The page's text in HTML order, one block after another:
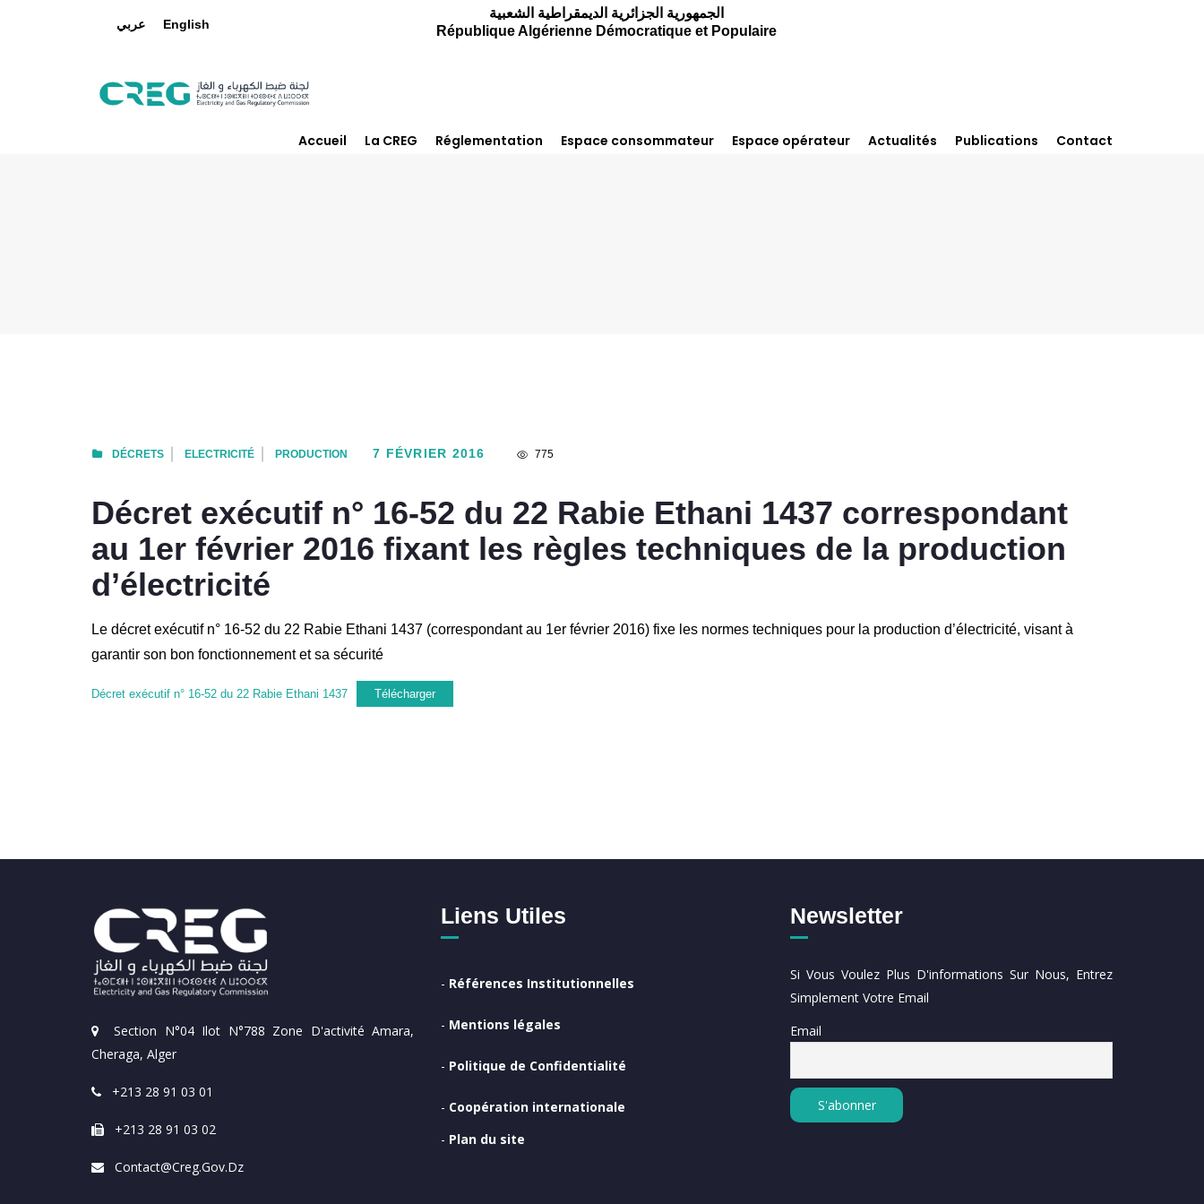
عربي English
الجمهورية الجزائرية الديمقراطية الشعبية
République Algérienne Démocratique et Populaire
Accueil La CREG Réglementation Espace consommateur Espace opérateur Actualités Publications Contact
DÉCRETS ELECTRICITÉ PRODUCTION 7 FÉVRIER 2016 775
Décret exécutif n° 16-52 du 22 Rabie Ethani 1437 correspondant
au 1er février 2016 fixant les règles techniques de la production
d’électricité
Le décret exécutif n° 16-52 du 22 Rabie Ethani 1437 (correspondant au 1er février 2016) fixe les normes techniques pour la production d’électricité, visant à
garantir son bon fonctionnement et sa sécurité
Décret exécutif n° 16-52 du 22 Rabie Ethani 1437 Télécharger
Section N°04 Ilot N°788 Zone D'activité Amara,
Cheraga, Alger
+213 28 91 03 01
+213 28 91 03 02
Contact@creg.gov.dz
Liens Utiles
- Références Institutionnelles
- Mentions légales
- Politique de Confidentialité
- Coopération internationale
- Plan du site
Newsletter
Si Vous Voulez Plus D'informations Sur Nous, Entrez
Simplement Votre Email
Email